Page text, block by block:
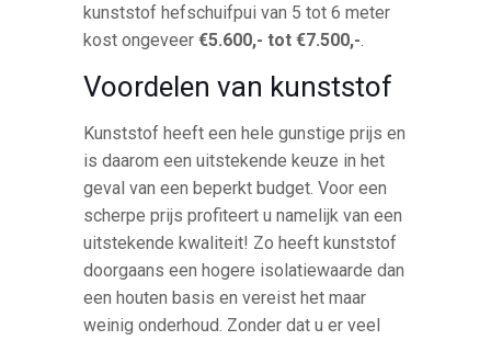
kunststof hefschuifpui van 5 tot 6 meter
kost ongeveer€5.600,- tot €7.500,-
Voordelen van kunststof
Kunststof heeft een hele gunstige prijs en
is daarom een uitstekende keuze in het
geval van een beperkt budget. Voor een
scherpe prijs profiteert u namelijk van een
uitstekende kwaliteit! Zo heeft kunststof
doorgaans een hogere isolatiewaarde dan
een houten basis en vereist het maar
weinig onderhoud. Zonder dat u er veel